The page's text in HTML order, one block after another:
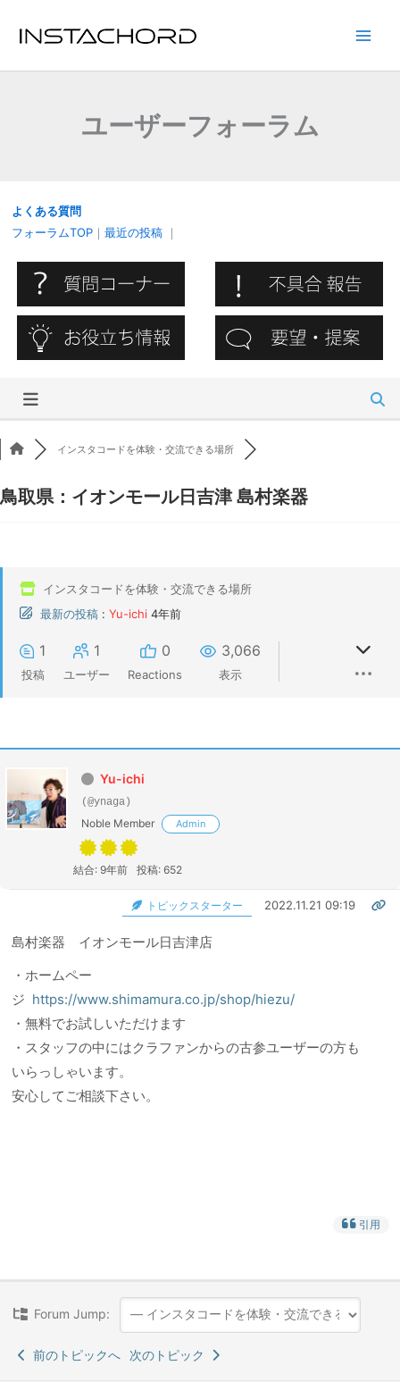
ユーザーフォーラム
よくある質問
フォーラムTOP ｜ 最近の投稿 ｜
インスタコードを体験・交流できる場所
鳥取県：イオンモール日吉津 島村楽器
インスタコードを体験・交流できる場所
最新の投稿 : Yu-ichi 4年前
1
投稿
1
ユーザー
0
Reactions
3,066
表示
Yu-ichi
(@ynaga)
Noble Member Admin
結合: 9年前 投稿: 652
トピックスターター 2022.11.21 09:19
島村楽器 イオンモール日吉津店
・ホームペー
ジ https://www.shimamura.co.jp/shop/hiezu/
・無料でお試しいただけます
・スタッフの中にはクラファンからの古参ユーザーの方も
いらっしゃいます。
安心してご相談下さい。
引用
Forum Jump:
前のトピックへ 次のトピック